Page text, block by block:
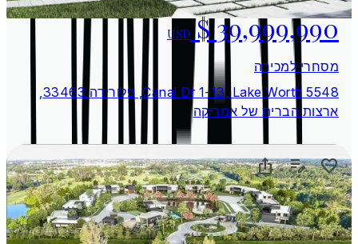
USD
מסחרי למכירה
ארצות הברית של אמריקה